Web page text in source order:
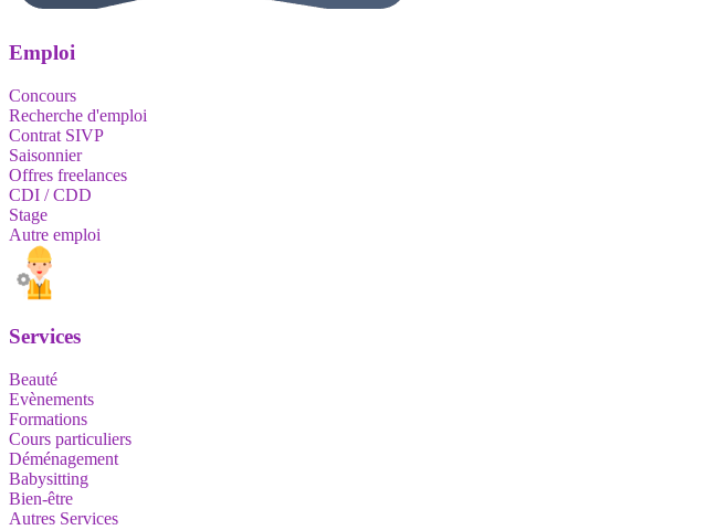
Emploi
Concours
Recherche d'emploi
Contrat SIVP
Saisonnier
Offres freelances
CDI / CDD
Stage
Autre emploi
Services
Beauté
Evènements
Formations
Cours particuliers
Déménagement
Babysitting
Bien-être
Autres Services